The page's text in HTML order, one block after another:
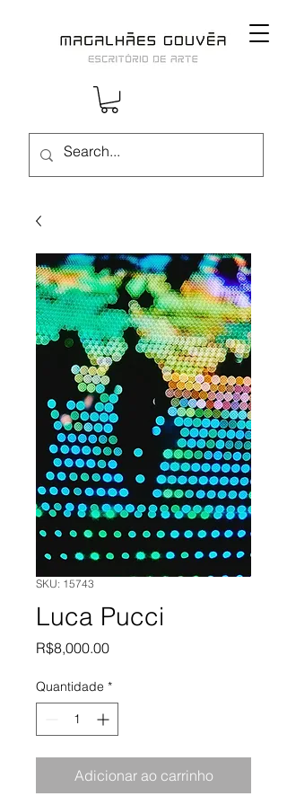
SKU: 15743
Luca Pucci
R$8,000.00Preço
Quantidade *
Adicionar ao carrinho